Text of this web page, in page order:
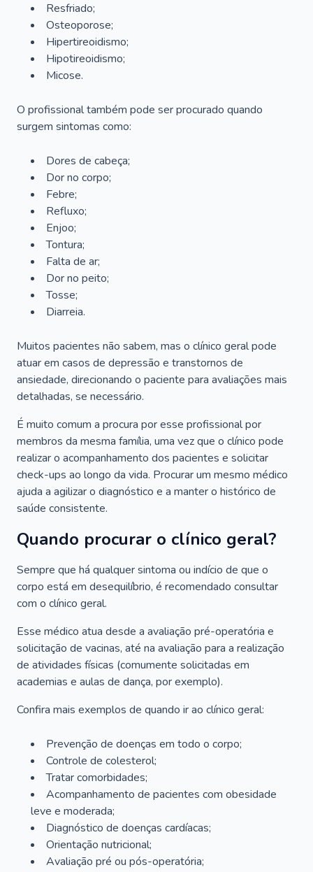
Resfriado;
Osteoporose;
Hipertireoidismo;
Hipotireoidismo;
Micose.
O profissional também pode ser procurado quando
surgem sintomas como:
Dores de cabeça;
Dor no corpo;
Febre;
Refluxo;
Enjoo;
Tontura;
Falta de ar;
Dor no peito;
Tosse;
Diarreia.
Muitos pacientes não sabem, mas o clínico geral pode
atuar em casos de depressão e transtornos de
ansiedade, direcionando o paciente para avaliações mais
detalhadas, se necessário.
É muito comum a procura por esse profissional por
membros da mesma família, uma vez que o clínico pode
realizar o acompanhamento dos pacientes e solicitar
check-ups ao longo da vida. Procurar um mesmo médico
ajuda a agilizar o diagnóstico e a manter o histórico de
saúde consistente.
Quando procurar o clínico geral?
Sempre que há qualquer sintoma ou indício de que o
corpo está em desequilíbrio, é recomendado consultar
com o clínico geral.
Esse médico atua desde a avaliação pré-operatória e
solicitação de vacinas, até na avaliação para a realização
de atividades físicas (comumente solicitadas em
academias e aulas de dança, por exemplo).
Confira mais exemplos de quando ir ao clínico geral:
Prevenção de doenças em todo o corpo;
Controle de colesterol;
Tratar comorbidades;
Acompanhamento de pacientes com obesidade
leve e moderada;
Diagnóstico de doenças cardíacas;
Orientação nutricional;
Avaliação pré ou pós-operatória;